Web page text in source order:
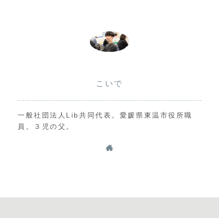
こいで
一般社団法人Lib共同代表。愛媛県東温市役所職
員。３児の父。